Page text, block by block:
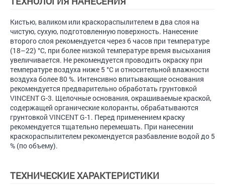
Кистью, валиком или краскораспылителем в два слоя на
чистую, сухую, подготовленную поверхность. Нанесение
второго слоя рекомендуется через 6 часов при температуре
(18–22) °С, при более низкой температуре время высыхания
увеличивается. Не рекомендуется проводить окраску при
температуре воздуха ниже 5 °С и относительной влажности
воздуха более 80 %. Интенсивно впитывающие основания
рекомендуется предварительно обработать грунтовкой
VINCENT G-3. Щелочные основания, окрашиваемые краской,
содержащей органические колоранты, обрабатываются
грунтовкой VINCENT G-1. Перед применением краску
рекомендуется тщательно перемешать. При нанесении
краскораспылителем рекомендуется разбавление водой до 5
% (по объему).
ТЕХНИЧЕСКИЕ ХАРАКТЕРИСТИКИ